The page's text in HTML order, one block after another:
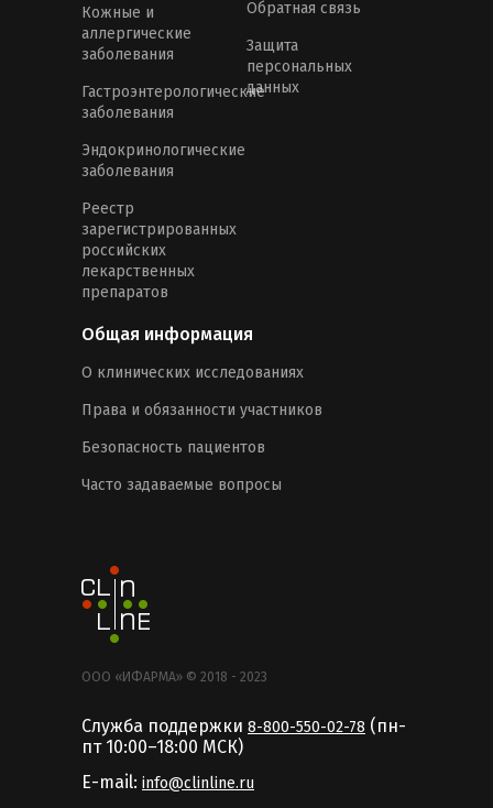
Кожные и
аллергические
заболевания
Гастроэнтерологические
заболевания
Эндокринологические
заболевания
Реестр
зарегистрированных
российских
лекарственных
препаратов
Обратная связь
Защита
персональных
данных
Общая информация
О клинических исследованиях
Права и обязанности участников
Безопасность пациентов
Часто задаваемые вопросы
ООО «ИФАРМА» © 2018 - 2023
Служба поддержки 8-800-550-02-78 (пн-
пт 10:00–18:00 MCК)
E-mail: info@clinline.ru